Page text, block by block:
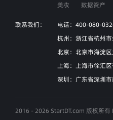
美妆
数据资产
联系我们：
电话：400-080-
杭州：浙江省杭州
北京：北京市海淀
上海：上海市徐汇
深圳：广东省深圳
2016 - 2026 StartDT.com 版权所有